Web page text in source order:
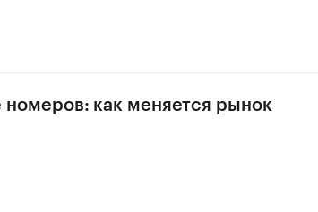
как меняется рынок